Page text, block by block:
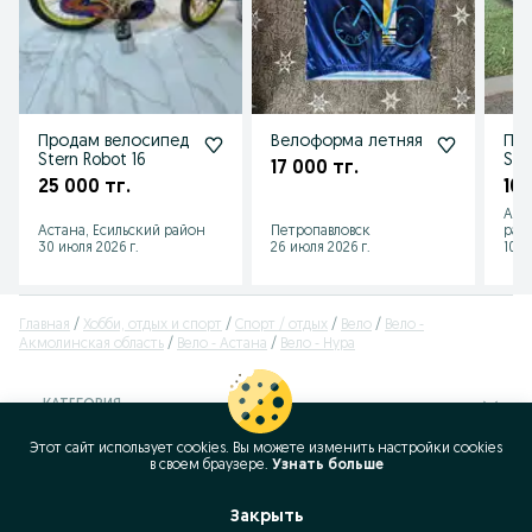
Продам велосипед
Stern Robot 16
25 000 тг.
Астана, Есильский район
30 июля 2026 г.
Велоформа летняя
17 000 тг.
Петропавловск
26 июля 2026 г.
10
10
Главная Хобби, отдых и спорт Спорт / отдых Вело
Вело -
Акмолинская область
Вело - Астана Вело - Нура
КАТЕГОРИЯ
Этот сайт использует cookies. Вы можете изменить настройки cookies
в своeм браузере. Узнать больше
Закрыть